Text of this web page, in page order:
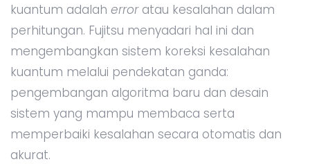
kuantum adalah erroratau kesalahan dalam
perhitungan. Fujitsu menyadari hal ini dan
mengembangkan sistem koreksi kesalahan
kuantum melalui pendekatan ganda:
pengembangan algoritma baru dan desain
sistem yang mampu membaca serta
memperbaiki kesalahan secara otomatis dan
akurat.